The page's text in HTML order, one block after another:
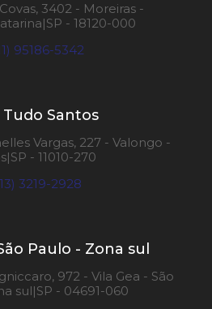
3402 - Moreiras -
- 18120-000
95186-5342
Tudo Santos
Vargas, 227 - Valongo -
- 11010-270
3219-2928
Paulo - Zona sul
972 - Vila Gea - São
sul|SP - 04691-060